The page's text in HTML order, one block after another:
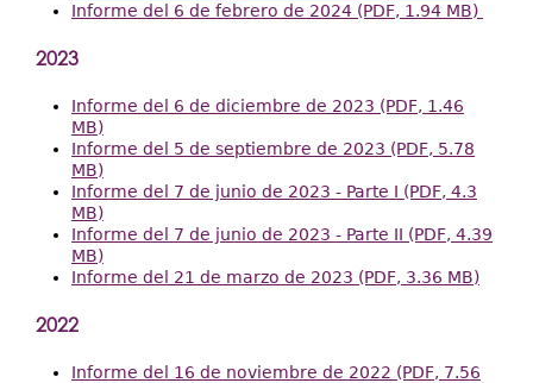
Informe del 6 de febrero de 2024 (PDF, 1.94 MB)
2023
Informe del 6 de diciembre de 2023 (PDF, 1.46
MB)
Informe del 5 de septiembre de 2023 (PDF, 5.78
MB)
Informe del 7 de junio de 2023 - Parte I (PDF, 4.3
MB)
Informe del 7 de junio de 2023 - Parte II (PDF, 4.39
MB)
Informe del 21 de marzo de 2023 (PDF, 3.36 MB)
2022
Informe del 16 de noviembre de 2022 (PDF, 7.56